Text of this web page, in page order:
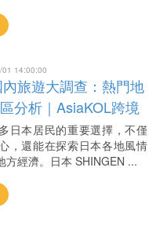
14:00:00
旅遊大調查：熱門地
分析｜AsiaKOL跨境
日本居民的重要選擇，不僅
，還能在探索日本各地風情
方經濟。日本 SHINGEN ...